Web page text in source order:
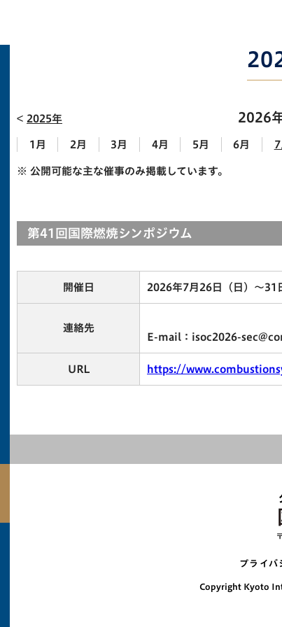
2025年 2026
1月 2月 3月 4月 5月 6月 7
※ 公開可能な主な催事のみ掲載しています。
第41回国際燃焼シンポジウム
開催日 2026年7月26日（日）～31
連絡先
E-mail：isoc2026-
URL https://
プライバ
Copyright Kyoto